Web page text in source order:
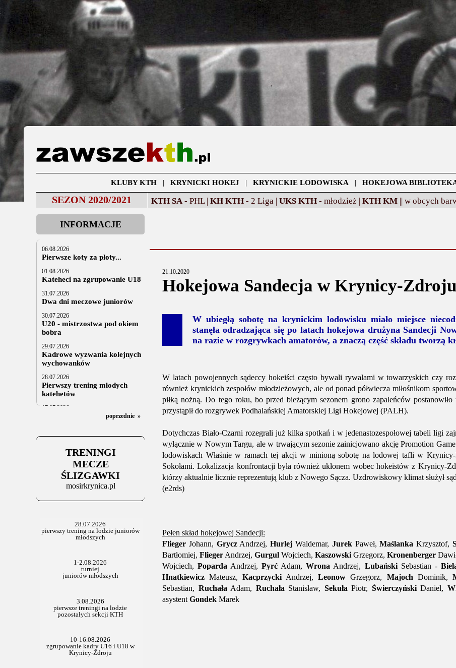
KLUBY KTH| KRYNICKI HOKEJ | KRYNICKIE LODOWISKA | HOKEJOWA
SEZON 2020/2021 KTH SA - PHL | KH KTH - 2 Liga | UKS KTH - młodzież | KTH KM || w obcych
INFORMACJE
06.08.2026
Pierwsze koty za płoty...
01.08.2026
Kateheci na zgrupowanie U18
31.07.2026
Dwa dni meczowe juniorów
30.07.2026
U20 - mistrzostwa pod okiem
bobra
29.07.2026
Kadrowe wyzwania kolejnych
wychowanków
28.07.2026
Pierwszy trening młodych
katehetów
17.07.2026
U20: z kraju i z zagranicy
Za trzy tygodnie na lód
06.07.2025
Stowarzyszenie po Walnym
poprzednie »
TRENINGI
MECZE
ŚLIZGAWKI
mosirkrynica.pl
21.10.2020
Hokejowa Sandecja w Krynicy-Zdroju
W ubiegłą sobotę na krynickim lodowisku miało miejsce
stanęła odradzająca się po latach hokejowa drużyna Sandecji
na razie w rozgrywkach amatorów, a znaczą część składu tworzą
W latach powojennych sądeccy hokeiści często bywali rywalami w towarzyskich czy
również krynickich zespołów młodzieżowych, ale od ponad półwiecza miłośnikom
piłką nożną. Do tego roku, bo przed bieżącym sezonem grono zapaleńców
przystąpił do rozgrywek Podhalańskiej Amatorskiej Ligi Hokejowej (PALH).
Dotychczas Biało-Czarni rozegrali już kilka spotkań i w jedenastozespołowej tabeli ligi
wyłącznie w Nowym Targu, ale w trwającym sezonie zainicjowano akcję Promotion
lodowiskach Właśnie w ramach tej akcji w minioną sobotę na lodowej tafli w Krynicy-
Sokołami. Lokalizacja konfrontacji była również ukłonem wobec hokeistów z Krynicy-
którzy aktualnie licznie reprezentują klub z Nowego Sącza. Uzdrowiskowy klimat służył
(e2rds)
Pełen skład hokejowej Sandecji:
Flieger Johann, GryczAndrzej,Hurlej Waldemar, JurekPaweł,Maślanka Krzysztof,
Bartłomiej, Flieger Andrzej, Gurgul Wojciech, Kaszowski Grzegorz, Kronenberger
Wojciech,Poparda Andrzej,Pyrć Adam,Wrona Andrzej, LubańskiSebastian -
Hnatkiewicz Mateusz,Kacprzycki Andrzej,Leonow Grzegorz, Majoch Dominik,
Sebastian, Ruchała Adam, Ruchała Stanisław, Sekuła Piotr, ŚwierczyńskiDaniel,
asystent Gondek Marek